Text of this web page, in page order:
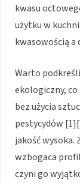
kwasu
użytku w
kwasowością
Warto
ekologiczny, co
bez użycia
pestycydów
jakość
wzbogaca
czyni go